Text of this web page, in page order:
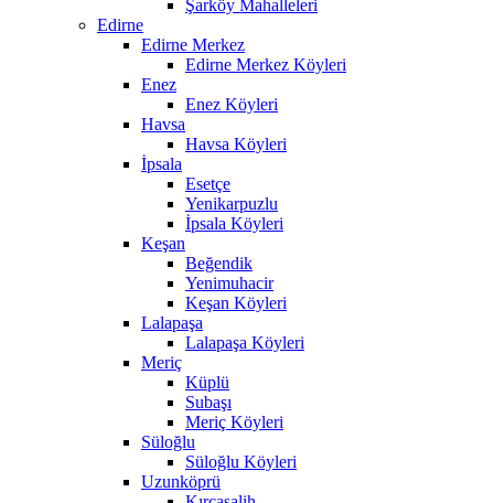
Şarköy Mahalleleri
Edirne
Edirne Merkez
Edirne Merkez Köyleri
Enez
Enez Köyleri
Havsa
Havsa Köyleri
İpsala
Esetçe
Yenikarpuzlu
İpsala Köyleri
Keşan
Beğendik
Yenimuhacir
Keşan Köyleri
Lalapaşa
Lalapaşa Köyleri
Meriç
Küplü
Subaşı
Meriç Köyleri
Süloğlu
Süloğlu Köyleri
Uzunköprü